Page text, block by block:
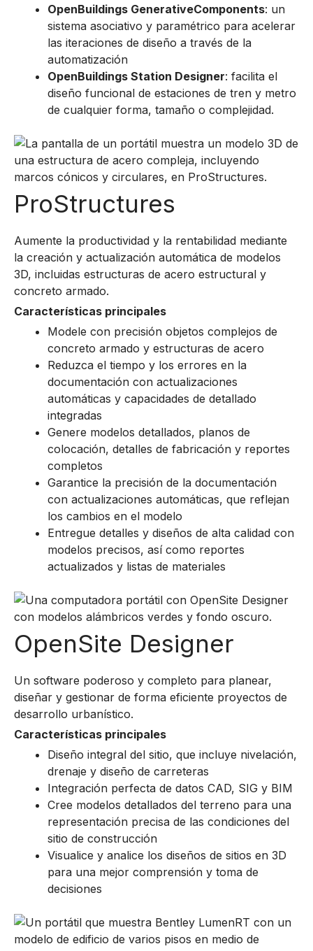
OpenBuildings GenerativeComponents: un
sistema asociativo y paramétrico para acelerar
las iteraciones de diseño a través de la
automatización
OpenBuildings Station Designer: facilita el
diseño funcional de estaciones de tren y metro
de cualquier forma, tamaño o complejidad.
ProStructures
Aumente la productividad y la rentabilidad mediante
la creación y actualización automática de modelos
3D, incluidas estructuras de acero estructural y
concreto armado.
Características principales
Modele con precisión objetos complejos de
concreto armado y estructuras de acero
Reduzca el tiempo y los errores en la
documentación con actualizaciones
automáticas y capacidades de detallado
integradas
Genere modelos detallados, planos de
colocación, detalles de fabricación y reportes
completos
Garantice la precisión de la documentación
con actualizaciones automáticas, que reflejan
los cambios en el modelo
Entregue detalles y diseños de alta calidad con
modelos precisos, así como reportes
actualizados y listas de materiales
OpenSite Designer
Un software poderoso y completo para planear,
diseñar y gestionar de forma eficiente proyectos de
desarrollo urbanístico.
Características principales
Diseño integral del sitio, que incluye nivelación,
drenaje y diseño de carreteras
Integración perfecta de datos CAD, SIG y BIM
Cree modelos detallados del terreno para una
representación precisa de las condiciones del
sitio de construcción
Visualice y analice los diseños de sitios en 3D
para una mejor comprensión y toma de
decisiones